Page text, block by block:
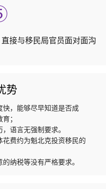
接与移民局官员面对面沟
势
快，能够尽早知道是否成
；
语言无强制要求。
费约为魁北克投资移民的
纳税等没有严格要求。